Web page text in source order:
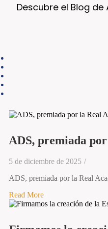
Descubre el Blog
ADS, premiada
5 de diciembre de 2025 /
ADS, premiada por la Real
Read More